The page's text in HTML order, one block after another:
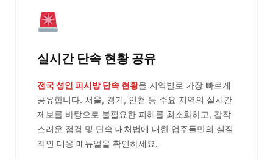
실시간 단속 현황 공유
전국 성인 피시방 단속 현황을 지역별로 가장 빠르게
공유합니다. 서울, 경기, 인천 등 주요 지역의 실시간
제보를 바탕으로 불필요한 피해를 최소화하고, 갑작
스러운 점검 및 단속 대처법에 대한 업주들만의 실질
적인 대응 매뉴얼을 확인하세요.